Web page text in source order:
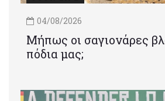
04/08/2026
Μήπως οι σαγιονάρες
πόδια μας;